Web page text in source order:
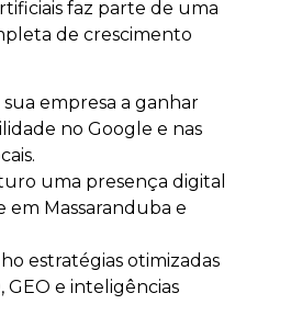
faz parte de uma
de crescimento
empresa a ganhar
no Google e nas
uma presença digital
em Massaranduba e
estratégias otimizadas
GEO e inteligências